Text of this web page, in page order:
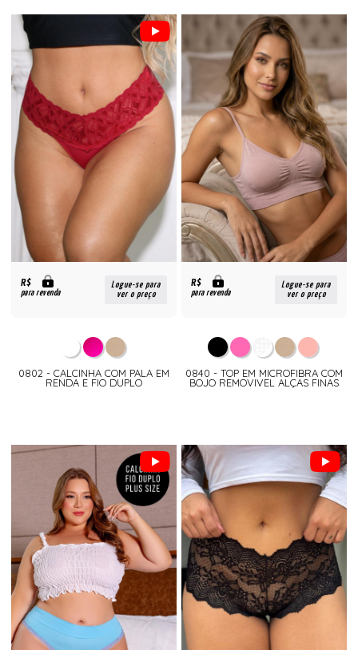
R$
para revenda
Logue-se para
ver o preço
0802 - CALCINHA COM PALA EM
RENDA E FIO DUPLO
R$
para revenda
Logue-se para
ver o preço
0840 - TOP EM MICROFIBRA COM
BOJO REMOVIVEL ALÇAS FINAS